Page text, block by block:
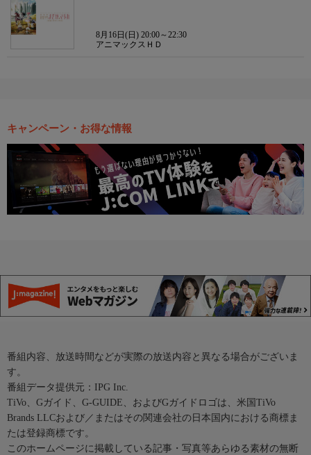
8月16日(日) 20:00～22:30
アニマックスＨＤ
キャンペーン・お得な情報
番組内容、放送時間などが実際の放送内容と異なる場合がございま
す。
番組データ提供元：IPG Inc.
TiVo、Gガイド、G-GUIDE、およびGガイドロゴは、米国TiVo
Brands LLCおよび／またはその関連会社の日本国内における商標ま
たは登録商標です。
このホームページに掲載している記事・写真等あらゆる素材の無断